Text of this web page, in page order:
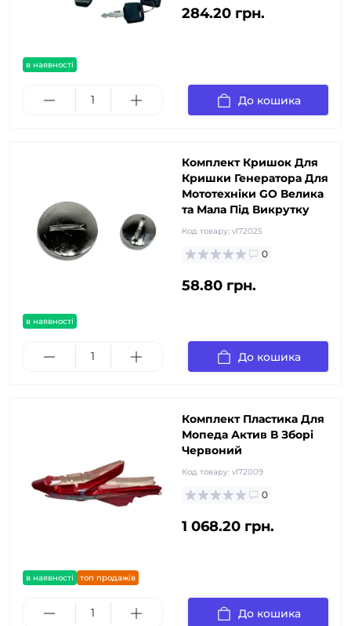
в наявності
284.20 грн.
До кошика
в наявності
Комплект Кришок Для
Кришки Генератора Для
Мототехніки GO Велика
та Мала Під Викрутку
Код товару: vl72025
0
58.80 грн.
До кошика
в наявності топ продажів
Комплект Пластика Для
Мопеда Актив В Зборі
Червоний
Код товару: vl72009
0
1 068.20 грн.
До кошика